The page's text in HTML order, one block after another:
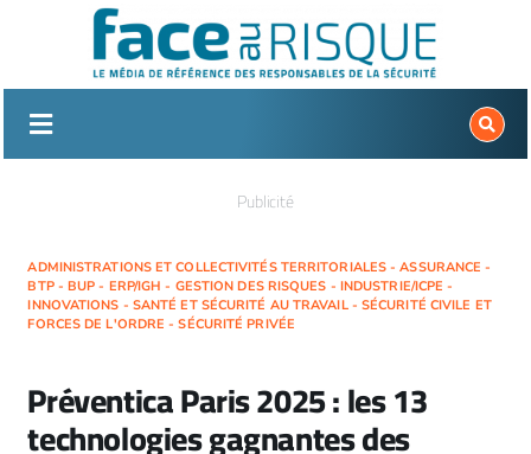
Publicité
ADMINISTRATIONS ET COLLECTIVITÉS TERRITORIALES - ASSURANCE -
BTP - BUP - ERP/IGH - GESTION DES RISQUES - INDUSTRIE/ICPE -
INNOVATIONS - SANTÉ ET SÉCURITÉ AU TRAVAIL - SÉCURITÉ CIVILE ET
FORCES DE L'ORDRE - SÉCURITÉ PRIVÉE
Préventica Paris 2025 : les 13
technologies gagnantes des